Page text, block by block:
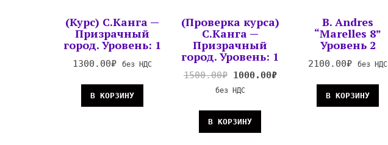
(Курс) C.Канга —
Призрачный
город. Уровень: 1
1300.00₽ без НДС
В КОРЗИНУ
(Проверка курса)
C.Канга —
Призрачный
город. Уровень: 1
1500.00₽ 1000.00₽
без НДС
В КОРЗИНУ
B. Andres
“Marelles 8”
Уровень 2
2100.00₽ без НДС
В КОРЗИНУ